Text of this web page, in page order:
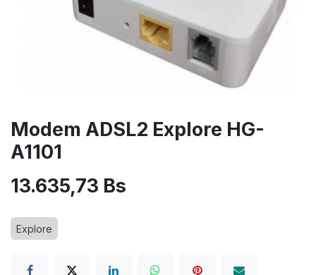
Modem ADSL2 Explore HG-
A1101
13.635,73 Bs
Explore